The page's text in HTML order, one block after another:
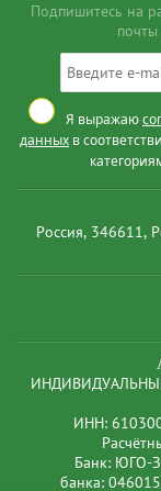
Подпишитесь на
Я выражаю
данных в
Россия, 346611,
ИНН:
Банк: ЮГО-
банка: